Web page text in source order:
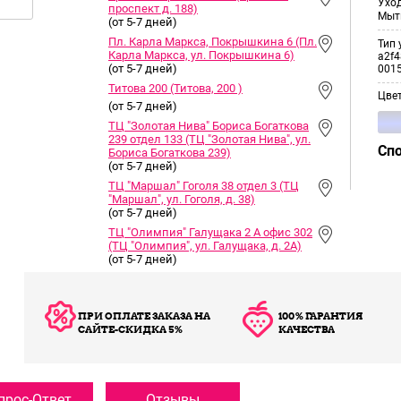
проспект д. 188)
(от 5-7 дней)
Пл. Карла Маркса, Покрышкина 6 (Пл.
Карла Маркса, ул. Покрышкина 6)
(от 5-7 дней)
Титова 200 (Титова, 200 )
(от 5-7 дней)
ТЦ "Золотая Нива" Бориса Богаткова
239 отдел 133 (ТЦ "Золотая Нива", ул.
Бориса Богаткова 239)
(от 5-7 дней)
ТЦ "Маршал" Гоголя 38 отдел 3 (ТЦ
"Маршал", ул. Гоголя, д. 38)
(от 5-7 дней)
ТЦ "Олимпия" Галущака 2 А офис 302
(ТЦ "Олимпия", ул. Галущака, д. 2А)
(от 5-7 дней)
Тип
ПРИ ОПЛАТЕ ЗАКАЗА НА
САЙТЕ-СКИДКА 5%
100% ГАРАНТИЯ
КАЧЕСТВА